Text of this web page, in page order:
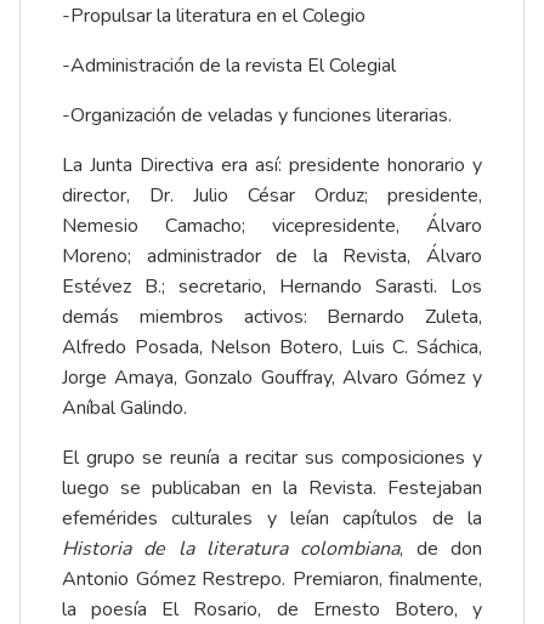
-Propulsar la literatura en el Colegio
-Administración de la revista El Colegial
-Organización de veladas y funciones literarias.
La Junta Directiva era así: presidente honorario y
director, Dr. Julio César Orduz; presidente,
Nemesio Camacho; vicepresidente, Álvaro
Moreno; administrador de la Revista, Álvaro
Estévez B.; secretario, Hernando Sarasti. Los
demás miembros activos: Bernardo Zuleta,
Alfredo Posada, Nelson Botero, Luis C. Sáchica,
Jorge Amaya, Gonzalo Gouffray, Alvaro Gómez y
Aníbal Galindo.
El grupo se reunía a recitar sus composiciones y
luego se publicaban en la Revista. Festejaban
efemérides culturales y leían capítulos de la
Historia de la literatura colombiana, de don
Antonio Gómez Restrepo. Premiaron, finalmente,
la poesía El Rosario, de Ernesto Botero, y